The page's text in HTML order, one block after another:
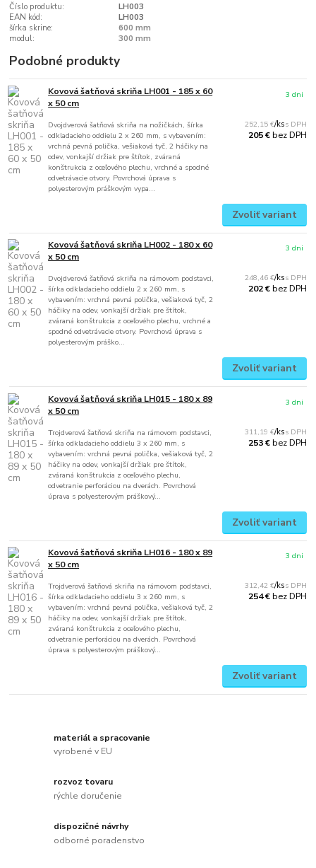
Číslo produktu:
LH003
EAN kód:
LH003
šírka skrine:
600 mm
modul:
300 mm
Podobné produkty
Kovová šatňová skriňa LH001 - 185 x 60
x 50 cm
Dvojdverová šatňová skriňa na nožičkách, šírka
odkladacieho oddielu 2 x 260 mm, s vybavením:
vrchná pevná polička, vešiaková tyč, 2 háčiky na
odev, vonkajší držiak pre štítok, zváraná
konštrukcia z oceľového plechu, vrchné a spodné
odvetrávacie otvory. Povrchová úprava s
polyesterovým práškovým vypa...
252,15 €/ks
205 €bez DPH
3 dni
Zvoliť variant
Kovová šatňová skriňa LH002 - 180 x 60
x 50 cm
Dvojdverová šatňová skriňa na rámovom podstavci,
šírka odkladacieho oddielu 2 x 260 mm, s
vybavením: vrchná pevná polička, vešiaková tyč, 2
háčiky na odev, vonkajší držiak pre štítok,
zváraná konštrukcia z oceľového plechu, vrchné a
spodné odvetrávacie otvory. Povrchová úprava s
polyesterovým práško...
248,46 €/ks
202 €bez DPH
3 dni
Zvoliť variant
Kovová šatňová skriňa LH015 - 180 x 89
x 50 cm
Trojdverová šatňová skriňa na rámovom podstavci,
šírka odkladacieho oddielu 3 x 260 mm, s
vybavením: vrchná pevná polička, vešiaková tyč, 2
háčiky na odev, vonkajší držiak pre štítok,
zváraná konštrukcia z oceľového plechu,
odvetranie perforáciou na dverách. Povrchová
úprava s polyesterovým práškový...
311,19 €/ks
253 €bez DPH
3 dni
Zvoliť variant
Kovová šatňová skriňa LH016 - 180 x 89
x 50 cm
Trojdverová šatňová skriňa na rámovom podstavci,
šírka odkladacieho oddielu 3 x 260 mm, s
vybavením: vrchná pevná polička, vešiaková tyč, 2
háčiky na odev, vonkajší držiak pre štítok,
zváraná konštrukcia z oceľového plechu,
odvetranie perforáciou na dverách. Povrchová
úprava s polyesterovým práškový...
312,42 €/ks
254 €bez DPH
3 dni
Zvoliť variant
materiál a spracovanie
vyrobené v EU
rozvoz tovaru
rýchle doručenie
dispozičné návrhy
odborné poradenstvo